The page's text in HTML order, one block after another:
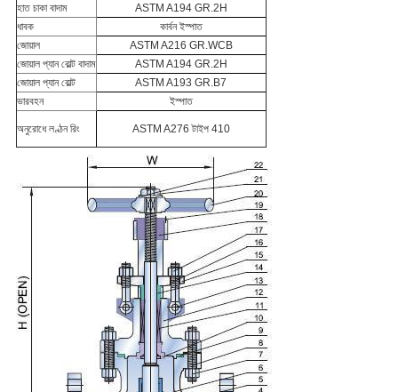
হাত চাকা বাদাম
ASTM A194 GR.2H
ধাবক
কার্বন ইস্পাত
জোয়াল
ASTM A216 GR.WCB
জোয়াল প্যান বোল্ট বাদাম
ASTM A194 GR.2H
জোয়াল প্যান বোল্ট
ASTM A193 GR.B7
ভারবহন
ইস্পাত
অনুরোধে লণ্ঠন রিং ASTM A276 টাইপ 410